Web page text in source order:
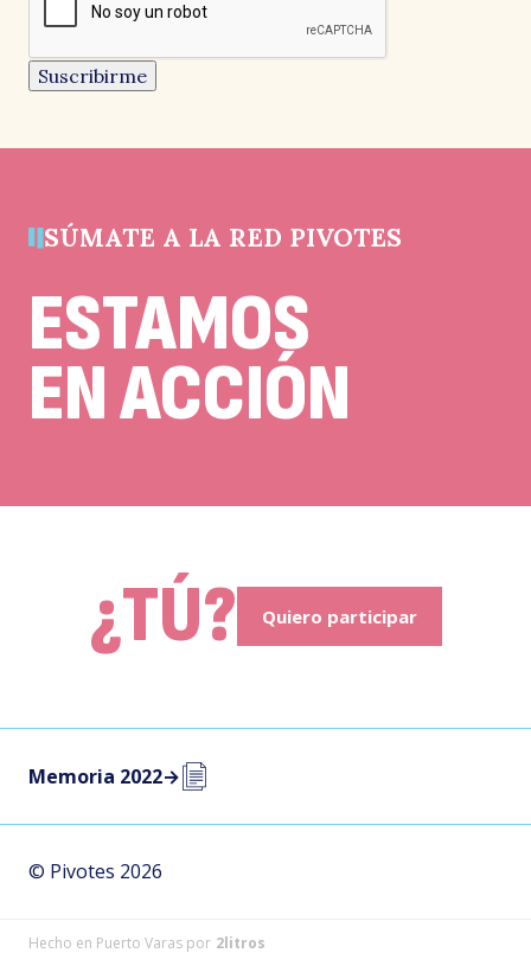
campo
un
campo
de
debe
Suscribirme
SÚMATE A LA RED PIVOTES
ESTAMOS
EN ACCIÓN
¿TÚ? Quiero participar
© Pivotes 2026
Memoria 2022→
Hecho en Puerto Varas por 2litros